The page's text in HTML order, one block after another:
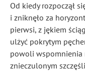
Od kiedy rozpoczął
i zniknęło za
pierwsi, z jękiem
ulżyć pokrytym
powoli wspomnienia
znieczulonym